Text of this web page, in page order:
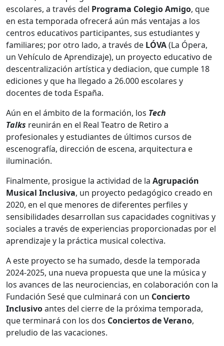
escolares, a través del Programa Colegio Amigo, que
en esta temporada ofrecerá aún más ventajas a los
centros educativos participantes, sus estudiantes y
familiares; por otro lado, a través de LÓVA(La Ópera,
un Vehículo de Aprendizaje), un proyecto educativo de
descentralización artística y dediacion, que cumple 18
ediciones y que ha llegado a 26.000 escolares y
docentes de toda España.
Aún en el ámbito de la formación, los Tech
Talks reunirán en el Real Teatro de Retiro a
profesionales y estudiantes de últimos cursos de
escenografía, dirección de escena, arquitectura e
iluminación.
Finalmente, prosigue la actividad de la Agrupación
Musical Inclusiva, un proyecto pedagógico creado en
2020, en el que menores de diferentes perfiles y
sensibilidades desarrollan sus capacidades cognitivas y
sociales a través de experiencias proporcionadas por el
aprendizaje y la práctica musical colectiva.
A este proyecto se ha sumado, desde la temporada
2024-2025, una nueva propuesta que une la música y
los avances de las neurociencias, en colaboración con la
Fundación Sesé que culminará con un Concierto
Inclusivoantes del cierre de la próxima temporada,
que terminará con los dos Conciertos de Verano,
preludio de las vacaciones.